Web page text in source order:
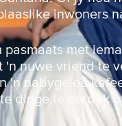
inwoners
pasmaats met
'n nuwe vriend te
'n nabygeleë
dinge te ontdek